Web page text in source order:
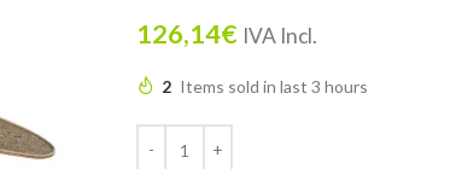
126,14€ IVA Incl.
2 Items sold in last 3 hours